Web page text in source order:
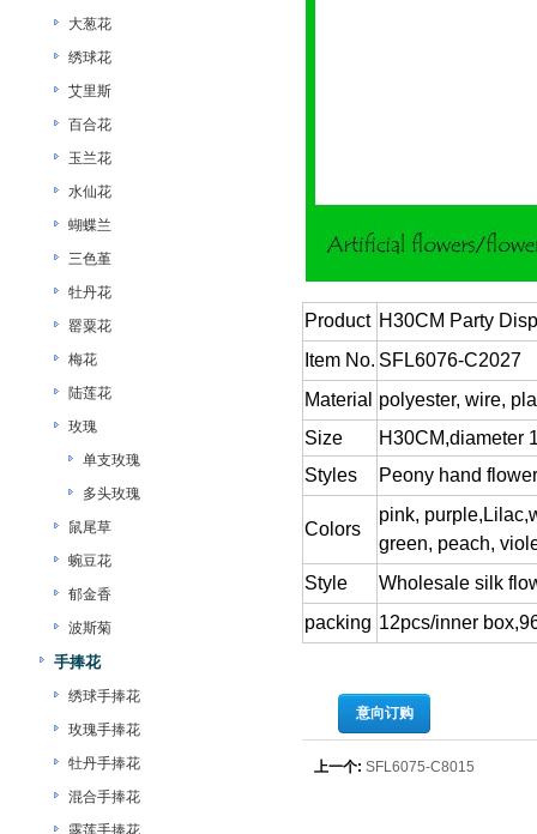
大葱花
绣球花
艾里斯
百合花
玉兰花
水仙花
蝴蝶兰
三色堇
牡丹花
罂粟花
梅花
陆莲花
玫瑰
单支玫瑰
多头玫瑰
鼠尾草
蜿豆花
郁金香
波斯菊
手捧花
绣球手捧花
玫瑰手捧花
牡丹手捧花
混合手捧花
露莲手捧花
Product H30CM Party
Item No. SFL6076-C2027
Material
polyester, wire,
Size
H30CM,diameter
Styles
Peony hand
Colors
pink,
green, peach,
Style
Wholesale silk
packing 12pcs/inner
意向订购
上一个: SFL6075-C8015